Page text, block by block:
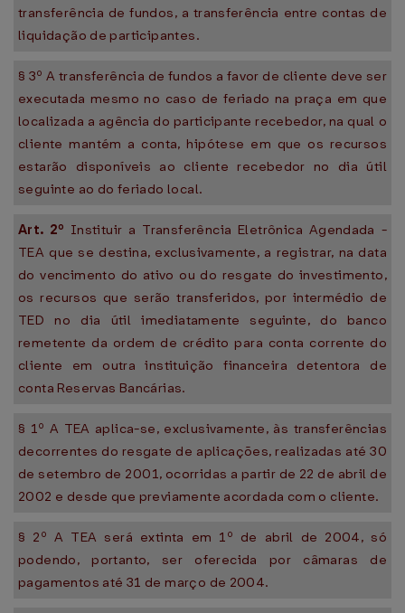
transferência de fundos, a transferência entre contas de
liquidação de participantes.
§ 3º A transferência de fundos a favor de cliente deve ser
executada mesmo no caso de feriado na praça em que
localizada a agência do participante recebedor, na qual o
cliente mantém a conta, hipótese em que os recursos
estarão disponíveis ao cliente recebedor no dia útil
seguinte ao do feriado local.
Art. 2º Instituir a Transferência Eletrônica Agendada -
TEA que se destina, exclusivamente, a registrar, na data
do vencimento do ativo ou do resgate do investimento,
os recursos que serão transferidos, por intermédio de
TED no dia útil imediatamente seguinte, do banco
remetente da ordem de crédito para conta corrente do
cliente em outra instituição financeira detentora de
conta Reservas Bancárias.
§ 1º A TEA aplica-se, exclusivamente, às transferências
decorrentes do resgate de aplicações, realizadas até 30
de setembro de 2001, ocorridas a partir de 22 de abril de
2002 e desde que previamente acordada com o cliente.
§ 2º A TEA será extinta em 1º de abril de 2004, só
podendo, portanto, ser oferecida por câmaras de
pagamentos até 31 de março de 2004.